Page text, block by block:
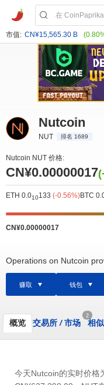
市值: CN¥15,565.30 B
Nutcoin
NUT 排名 1689
Nutcoin NUT 价格:
CN¥0.00000017
ETH 0.010133 (-0.56%)BTC
CN¥0.00000017
Operations on Nutcoin
赚取 钱包
概览 交易所 /市场
2
相
今天Nutcoin的实时价格